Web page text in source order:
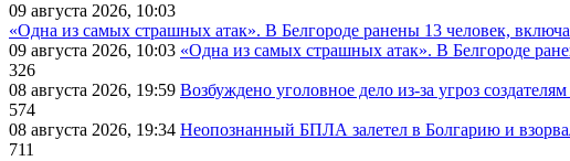
09 августа 2026, 10:03
«Одна из самых страшных атак». В Белгороде ранены 13 человек,
09 августа 2026, 10:03 «Одна из самых страшных атак». В Белгороде
326
08 августа 2026, 19:59 Возбуждено уголовное дело из-за угроз
574
08 августа 2026, 19:34 Неопознанный БПЛА залетел в Болгарию и
711